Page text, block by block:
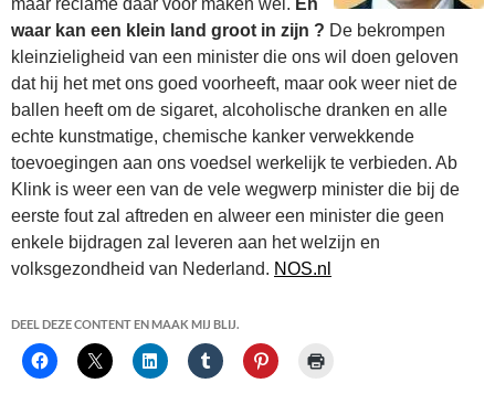
maar reclame daar voor maken wel. En
waar kan een klein land groot in zijn ? De bekrompen
kleinzieligheid van een minister die ons wil doen geloven
dat hij het met ons goed voorheeft, maar ook weer niet de
ballen heeft om de sigaret, alcoholische dranken en alle
echte kunstmatige, chemische kanker verwekkende
toevoegingen aan ons voedsel werkelijk te verbieden. Ab
Klink is weer een van de vele wegwerp minister die bij de
eerste fout zal aftreden en alweer een minister die geen
enkele bijdragen zal leveren aan het welzijn en
volksgezondheid van Nederland. NOS.nl
DEEL DEZE CONTENT EN MAAK MIJ BLIJ.